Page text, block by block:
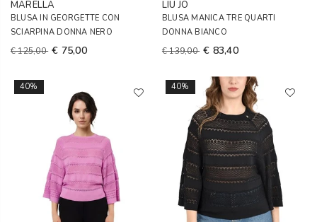
MARELLA
BLUSA IN GEORGETTE CON
SCIARPINA DONNA NERO
€ 125,00 € 75,00
LIU JO
BLUSA MANICA TRE QUARTI
DONNA BIANCO
€ 139,00 € 83,40
40% 40%